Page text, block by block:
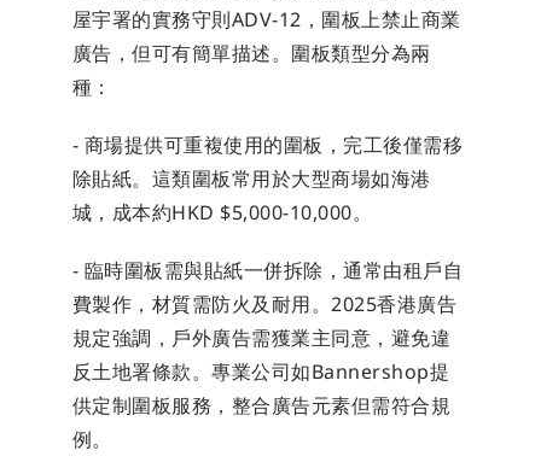
屋宇署的實務守則ADV-12，圍板上禁止商業
廣告，但可有簡單描述。圍板類型分為兩
種：
- 商場提供可重複使用的圍板，完工後僅需移
除貼紙。這類圍板常用於大型商場如海港
城，成本約HKD $5,000-10,000。
- 臨時圍板需與貼紙一併拆除，通常由租戶自
費製作，材質需防火及耐用。2025香港廣告
規定強調，戶外廣告需獲業主同意，避免違
反土地署條款。專業公司如Bannershop提
供定制圍板服務，整合廣告元素但需符合規
例。